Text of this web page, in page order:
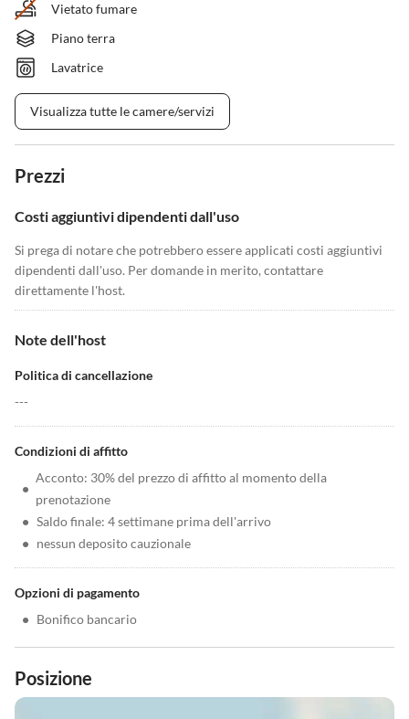
Vietato fumare
Piano terra
Lavatrice
Visualizza tutte le camere/servizi
Prezzi
Costi aggiuntivi dipendenti dall'uso
Si prega di notare che potrebbero essere applicati costi aggiuntivi
dipendenti dall'uso. Per domande in merito, contattare
direttamente l'host.
Note dell'host
Politica di cancellazione
---
Condizioni di affitto
•
Acconto: 30% del prezzo di affitto al momento della
prenotazione
• Saldo finale: 4 settimane prima dell'arrivo
• nessun deposito cauzionale
Opzioni di pagamento
• Bonifico bancario
Posizione